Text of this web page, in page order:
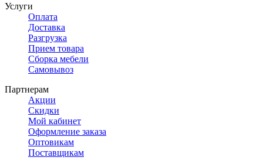
Услуги
Оплата
Доставка
Разгрузка
Прием товара
Сборка мебели
Самовывоз
Партнерам
Акции
Скидки
Мой кабинет
Оформление заказа
Оптовикам
Поставщикам